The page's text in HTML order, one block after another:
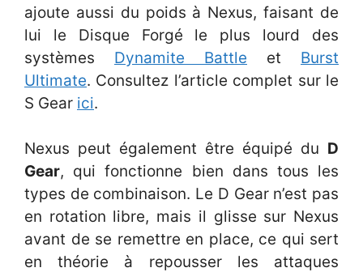
ajoute aussi du poids à Nexus, faisant de
lui le Disque Forgé le plus lourd des
systèmes Dynamite Battle et Burst
Ultimate. Consultez l’article complet sur le
S Gear ici.
Nexus peut également être équipé du D
Gear, qui fonctionne bien dans tous les
types de combinaison. Le D Gear n’est pas
en rotation libre, mais il glisse sur Nexus
avant de se remettre en place, ce qui sert
en théorie à repousser les attaques